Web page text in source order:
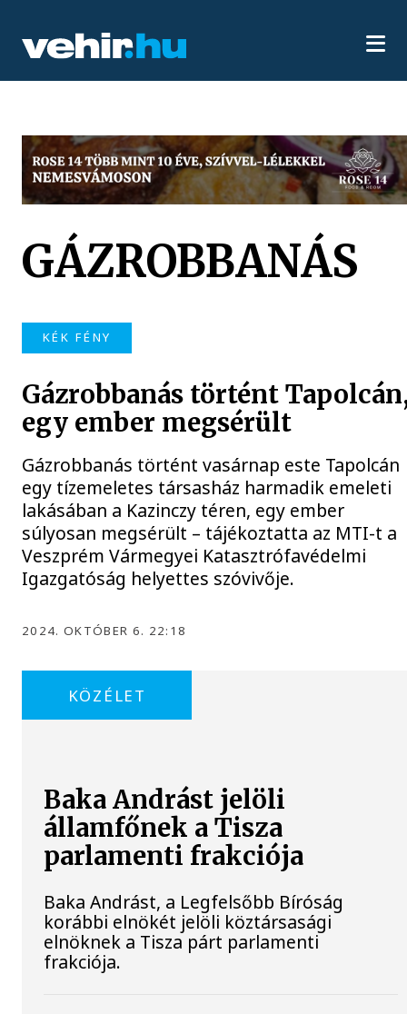
GÁZROBBANÁS
KÉK FÉNY
Gázrobbanás történt
egy ember megsérült
Gázrobbanás történt vasárnap este Tapolcán
egy tízemeletes társasház harmadik emeleti
lakásában a Kazinczy téren, egy ember
súlyosan megsérült – tájékoztatta az MTI-t a
Veszprém Vármegyei Katasztrófavédelmi
Igazgatóság helyettes szóvivője.
2024. OKTÓBER 6. 22:18
KÖZÉLET
Baka Andrást jelöli
államfőnek a Tisza
parlamenti frakciója
Baka Andrást, a Legfelsőbb Bíróság
korábbi elnökét jelöli köztársasági
elnöknek a Tisza párt parlamenti
frakciója.